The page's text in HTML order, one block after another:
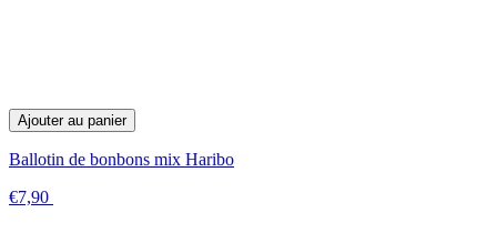
Ajouter au panier
Ballotin de bonbons mix Haribo
€7,90